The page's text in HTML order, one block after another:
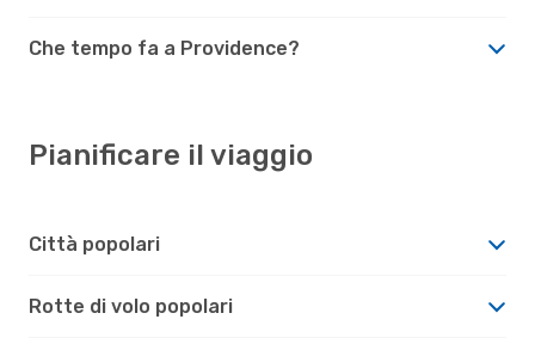
Che tempo fa a Providence?
Pianificare il viaggio
Città popolari
Rotte di volo popolari